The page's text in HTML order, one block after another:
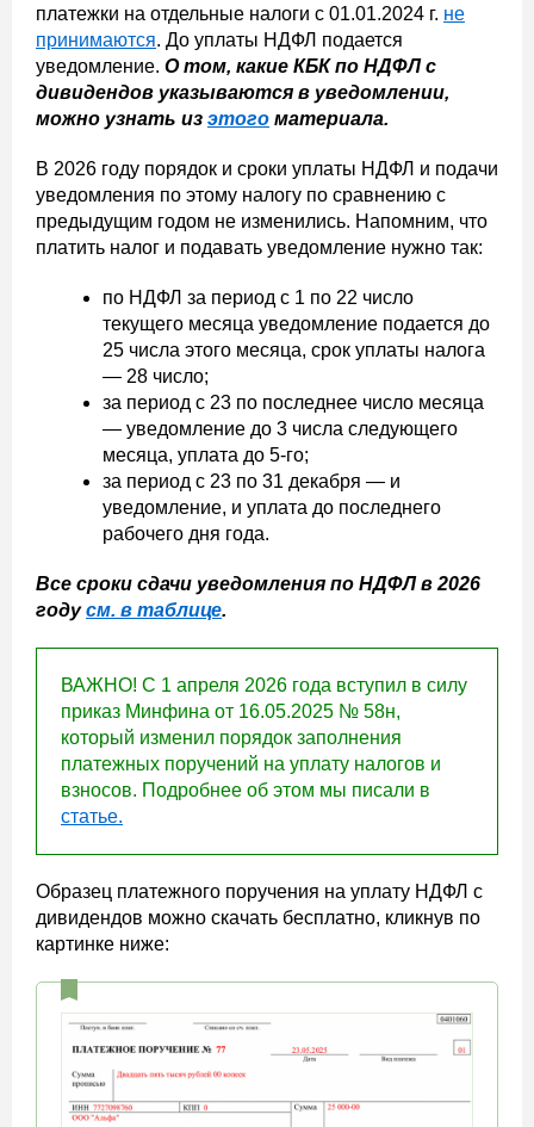
платежки на отдельные налоги с 01.01.2024 г. не
принимаются. До уплаты НДФЛ подается
уведомление. О том, какие КБК по НДФЛ с
дивидендов указываются в уведомлении,
можно узнать из этого материала.
В 2026 году порядок и сроки уплаты НДФЛ и подачи
уведомления по этому налогу по сравнению с
предыдущим годом не изменились. Напомним, что
платить налог и подавать уведомление нужно так:
по НДФЛ за период с 1 по 22 число
текущего месяца уведомление подается до
25 числа этого месяца, срок уплаты налога
— 28 число;
за период с 23 по последнее число месяца
— уведомление до 3 числа следующего
месяца, уплата до 5-го;
за период с 23 по 31 декабря — и
уведомление, и уплата до последнего
рабочего дня года.
Все сроки сдачи уведомления по НДФЛ в 2026
годусм. в таблице.
ВАЖНО! С 1 апреля 2026 года вступил в силу
приказ Минфина от 16.05.2025 № 58н,
который изменил порядок заполнения
платежных поручений на уплату налогов и
взносов. Подробнее об этом мы писали в
статье.
Образец платежного поручения на уплату НДФЛ с
дивидендов можно скачать бесплатно, кликнув по
картинке ниже: